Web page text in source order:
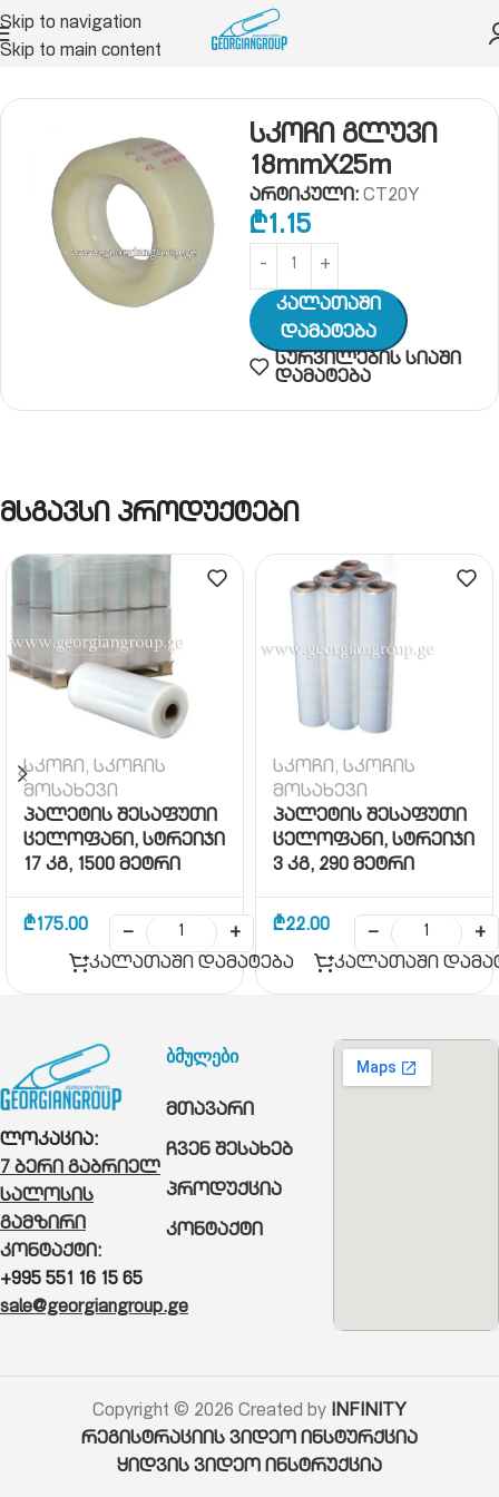
Skip to navigation
Skip to main content
წებო, სკოჩი
სკოჩი გლუვი
18mmX25m
არტიკული: CT20Y
₾1.15
Კალათაში
Დამატება
სურვილების სიაში
დამატება
მსგავსი პროდუქტები
სკოჩი, სკოჩის
მოსახევი
პალეტის შესაფუთი
ცელოფანი, სტრეიჯი
17 კგ, 1500 მეტრი
₾175.00 −
+
კალათაში დამატება
სკოჩი, სკოჩის
მოსახევი
პალეტის შესაფუთი
ცელოფანი, სტრეიჯი
3 კგ, 290 მეტრი
₾22.00 −
+
კალათაში
ლოკაცია:
7 ბერი გაბრიელ
სალოსის
გამზირი
კონტაქტი:
+995 551 16 15 65
sale@georgiangroup.ge
ბმულები
მთავარი
ჩვენ შესახებ
პროდუქცია
კონტაქტი
Copyright © 2026 Created by INFINITY
რეგისტრაციის ვიდეო ინსტურქცია
ყიდვის ვიდეო ინსტრუქცია